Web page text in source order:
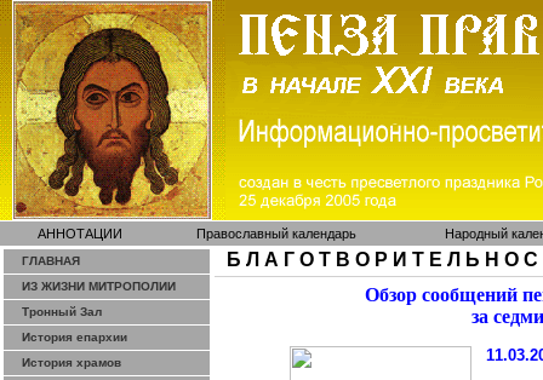
АННОТАЦИИ Православный календарь Народный
ГЛАВНАЯ
ИЗ ЖИЗНИ МИТРОПОЛИИ
Тронный Зал
История епархии
История храмов
Б Л А Г О Т В О Р И Т Е Л Ь Н О С
Обзор сообщений
за